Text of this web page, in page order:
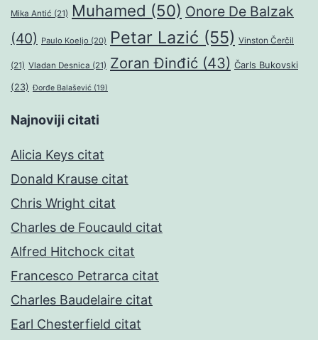
Mika Antić (21) Muhamed (50) Onore De Balzak
(40) Paulo Koeljo (20) Petar Lazić (55) Vinston Čerčil
(21) Vladan Desnica (21) Zoran Đinđić (43) Čarls Bukovski
(23) Đorđe Balašević (19)
Najnoviji citati
Alicia Keys citat
Donald Krause citat
Chris Wright citat
Charles de Foucauld citat
Alfred Hitchock citat
Francesco Petrarca citat
Charles Baudelaire citat
Earl Chesterfield citat